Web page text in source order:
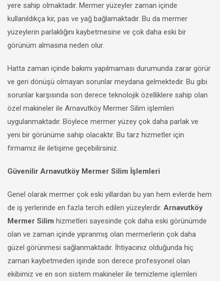
yere sahip olmaktadır. Mermer yüzeyler zaman içinde
kullanıldıkça kir, pas ve yağ bağlamaktadır. Bu da mermer
yüzeylerin parlaklığını kaybetmesine ve çok daha eski bir
görünüm almasına neden olur.
Hatta zaman içinde bakımı yapılmaması durumunda zarar görür
ve geri dönüşü olmayan sorunlar meydana gelmektedir. Bu gibi
sorunlar karşısında son derece teknolojik özelliklere sahip olan
özel makineler ile Arnavutköy Mermer Silim işlemleri
uygulanmaktadır. Böylece mermer yüzey çok daha parlak ve
yeni bir görünüme sahip olacaktır. Bu tarz hizmetler için
firmamız ile iletişime geçebilirsiniz.
Güvenilir Arnavutköy Mermer Silim İşlemleri
Genel olarak mermer çok eski yıllardan bu yan hem evlerde hem
de iş yerlerinde en fazla tercih edilen yüzeylerdir. Arnavutköy
Mermer Silim hizmetleri sayesinde çok daha eski görünümde
olan ve zaman içinde yıpranmış olan mermerlerin çok daha
güzel görünmesi sağlanmaktadır. İhtiyacınız olduğunda hiç
zaman kaybetmeden işinde son derece profesyonel olan
ekibimiz ve en son sistem makineler ile temizleme işlemleri